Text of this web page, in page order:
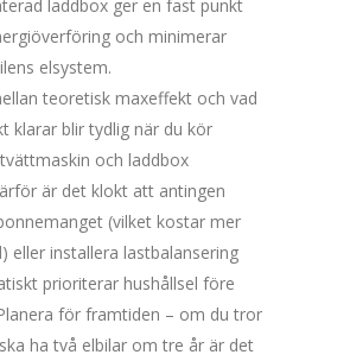
laddbox ger en fast punkt
och minimerar
elsystem.
teoretisk maxeffekt och vad
klarar blir tydlig när du kör
och laddbox
är det klokt att antingen
(vilket kostar mer
eller installera lastbalansering
prioriterar hushållsel före
för framtiden – om du tror
ha två elbilar om tre år är det